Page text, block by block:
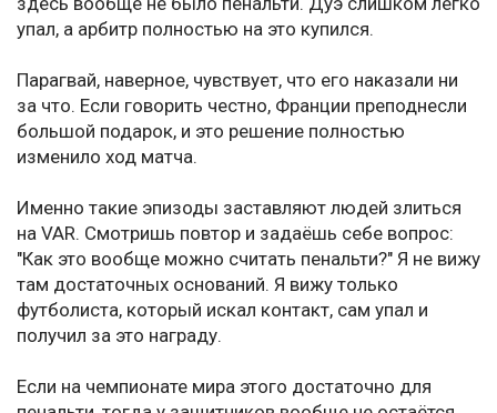
упал, а арбитр полностью на это купился.
Парагвай, наверное, чувствует, что его наказали ни
за что. Если говорить честно, Франции преподнесли
большой подарок, и это решение полностью
изменило ход матча.
Именно такие эпизоды заставляют людей злиться
на VAR. Смотришь повтор и задаёшь себе вопрос:
"Как это вообще можно считать пенальти?" Я не вижу
там достаточных оснований. Я вижу только
футболиста, который искал контакт, сам упал и
получил за это награду.
Если на чемпионате мира этого достаточно для